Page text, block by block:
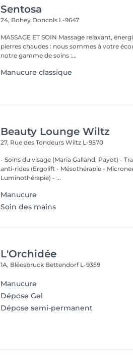
Sentosa
24, Bohey Doncols L-9647
MASSAGE ET SOIN Massage relaxant, énergisant, destress et aux
pierres chaudes : nous sommes à votre
notre gamme de soins :...
Manucure classique
Beauty Lounge Wiltz
27, Rue des TondeursWiltz L-9570
- Soins du visage (Maria Galland, Payot) -
anti-rides (Ergolift - Mésothérapie -
Luminothérapie) - ...
Manucure
Soin des mains
L'Orchidée
1A, Bléesbruck Bettendorf L-9359
Manucure
Dépose Gel
Dépose semi-permanent